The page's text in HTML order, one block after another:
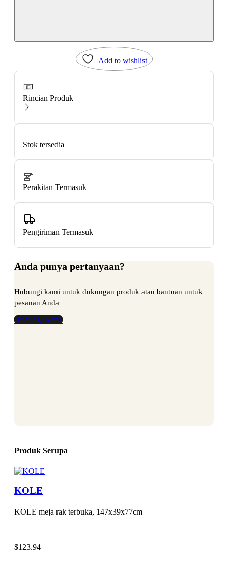
Add to wishlist
Rincian Produk
Stok tersedia
Perakitan Termasuk
Pengiriman Termasuk
Anda punya pertanyaan?
Hubungi kami untuk dukungan produk atau bantuan untuk
pesanan Anda
Hubungi Kami
Produk Serupa
KOLE
KOLE meja rak terbuka, 147x39x77cm
$123.94